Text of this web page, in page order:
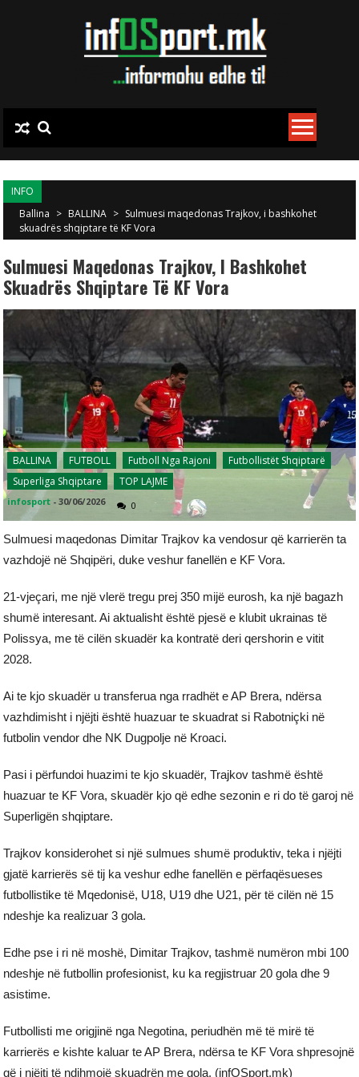
INFO
Ballina > BALLINA > Sulmuesi maqedonas Trajkov, i bashkohet
skuadrës shqiptare të KF Vora
Sulmuesi Maqedonas Trajkov, I Bashkohet
Skuadrës Shqiptare Të KF Vora
BALLINA FUTBOLL Futboll Nga Rajoni
Futbollistët Shqiptarë
Superliga Shqiptare
TOP LAJME
infosport -30/06/2026 0
Sulmuesi maqedonas Dimitar Trajkov ka vendosur që karrierën ta
vazhdojë në Shqipëri, duke veshur fanellën e KF Vora.
​21-vjeçari, me një vlerë tregu prej 350 mijë eurosh, ka një bagazh
shumë interesant. Ai aktualisht është pjesë e klubit ukrainas të
Polissya, me të cilën skuadër ka kontratë deri qershorin e vitit
2028.
Ai te kjo skuadër u transferua nga rradhët e AP Brera, ndërsa
vazhdimisht i njëjti është huazuar te skuadrat si Rabotniçki në
futbolin vendor dhe NK Dugpolje në Kroaci.
Pasi i përfundoi huazimi te kjo skuadër, Trajkov tashmë është
huazuar te KF Vora, skuadër kjo që edhe sezonin e ri do të garoj në
Superligën shqiptare.
Trajkov konsiderohet si një sulmues shumë produktiv, teka i njëjti
gjatë karrierës së tij ka veshur edhe fanellën e përfaqësueses
futbollistike të Mqedonisë, U18, U19 dhe U21, për të cilën në 15
ndeshje ka realizuar 3 gola.
Edhe pse i ri në moshë, Dimitar Trajkov, tashmë numëron mbi 100
ndeshje në futbollin profesionist, ku ka regjistruar 20 gola dhe 9
asistime.
Futbollisti me origjinë nga Negotina, periudhën më të mirë të
karrierës e kishte kaluar te AP Brera, ndërsa te KF Vora shpresojnë
që i njëjti të ndihmojë skuadrën me gola. (infOSport.mk)